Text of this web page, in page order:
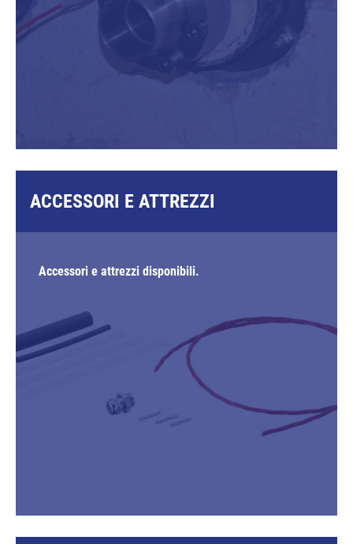
ACCESSORI E ATTREZZI
Accessori e attrezzi disponibili.